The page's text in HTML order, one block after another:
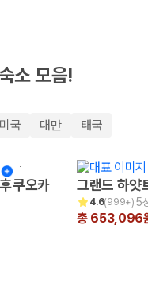
소 모음!
미국 대만 태국
쿠오카 그랜드 하얏
4.6(999+)5
총 653,096